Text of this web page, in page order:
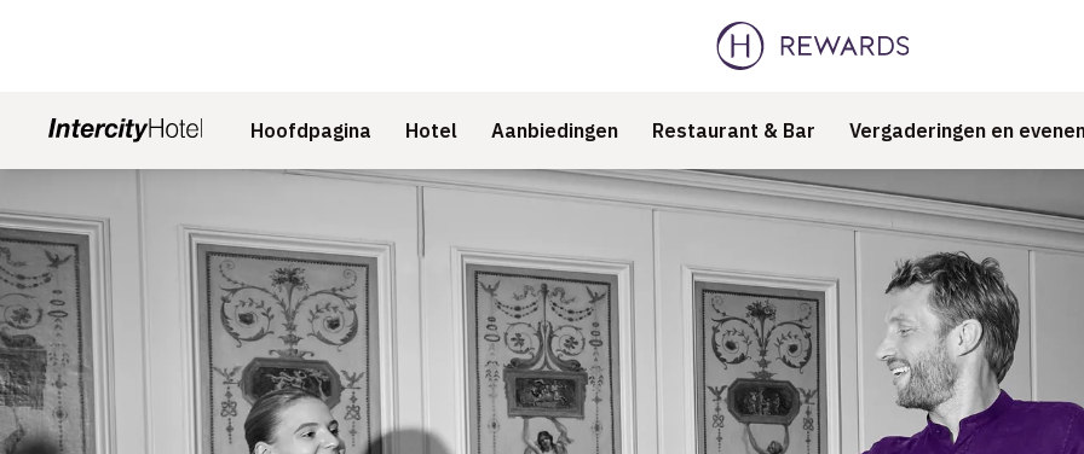
Hoofdpagina Hotel Aanbiedingen Restaurant & Bar Vergaderingen en